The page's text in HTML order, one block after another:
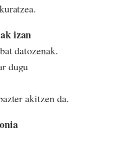
izan
datozenak.
dugu
akitzen da.